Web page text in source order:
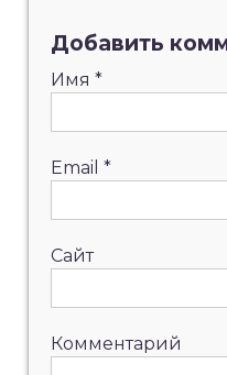
Добавить
Имя *
Email *
Сайт
Комментарий